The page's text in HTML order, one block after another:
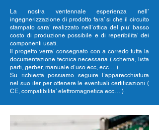
La nostra ventennale esperienza nell’
ingegnerizzazione di prodotto fara’ si che il circuito
stampato sara’ realizzato nell’ottica del piu’ basso
costo di produzione possibile e di reperibilita’ dei
componenti usati.
Il progetto verra’ consegnato con a corredo tutta la
documentazione tecnica necessaria ( schema, lista
parti, gerber, manuale d’uso ecc, ecc… ).
Su richiesta possiamo seguire l’apparecchiatura
nel suo iter per ottenere le eventuali certificazioni (
CE, compatibilita’ elettromagnetica ecc… )